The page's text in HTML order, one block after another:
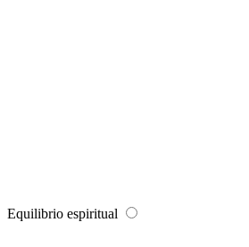
Equilibrio espiritual